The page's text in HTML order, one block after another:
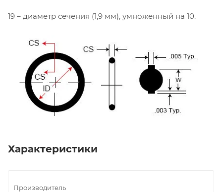
19 – диаметр сечения (1,9 мм), умноженный на 10.
Характеристики
Производитель